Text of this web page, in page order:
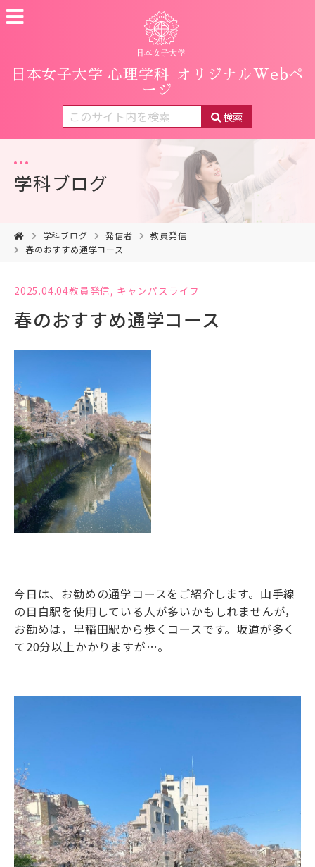
日本女子大学 心理学科
オリジナルWebペ
ージ
検索
学科ブログ
学科ブログ 発信者
教員発信
春のおすすめ通学コース
2025.04.04教員発信, キャンパスライフ
春のおすすめ通学コース
今日は、お勧めの通学コースをご紹介します。山手線
の目白駅を使用している人が多いかもしれませんが，
お勧めは，早稲田駅から歩くコースです。坂道が多く
て20分以上かかりますが…。